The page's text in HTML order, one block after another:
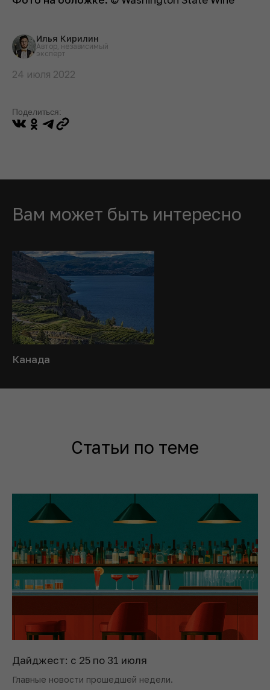
Илья Кирилин
Автор, независимый
эксперт
24 июля 2022
Поделиться:
Вам может быть интересно
Канада
Статьи по теме
Дайджест: с 25 по 31 июля
Главные новости прошедшей недели.